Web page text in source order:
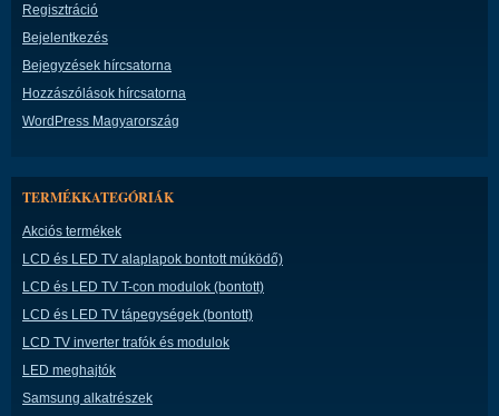
Regisztráció
Bejelentkezés
Bejegyzések hírcsatorna
Hozzászólások hírcsatorna
WordPress Magyarország
TERMÉKKATEGÓRIÁK
Akciós termékek
LCD és LED TV alaplapok bontott múködő)
LCD és LED TV T-con modulok (bontott)
LCD és LED TV tápegységek (bontott)
LCD TV inverter trafók és modulok
LED meghajtók
Samsung alkatrészek